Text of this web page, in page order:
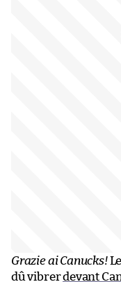
Grazie ai Canucks!
dû vibrerdevant